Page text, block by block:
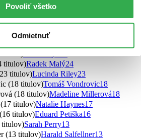
Povoliť všetko
Odmietnuť
Jiří Kutina44
titulov)Stephen Fry33
titulov)Jennifer Saint
titulov)Radek Malý24
titulov)Lucinda Riley23
(18 titulov)Tomáš Vondrovic18
(18 titulov)Madeline Millerová18
titulov)Natalie Haynes17
titulov)Eduard Petiška16
titulov)Sarah Perry13
(13 titulov)Harald Salfellner13